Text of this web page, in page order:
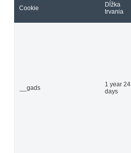
Cookie
Dĺžka
trvania
__gads
1 year 24
days